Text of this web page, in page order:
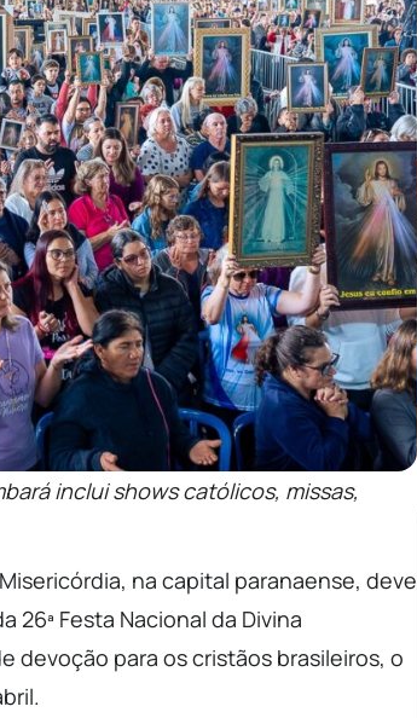
inclui shows católicos, missas,
na capital paranaense, deve
Festa Nacional da Divina
devoção para os cristãos brasileiros, o